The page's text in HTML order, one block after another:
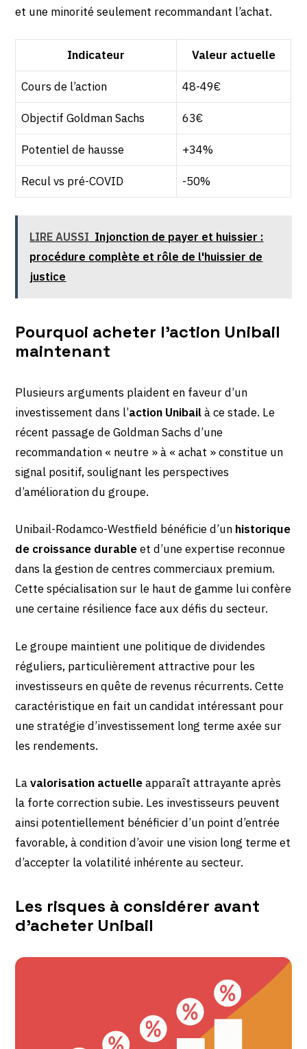
et une minorité seulement recommandant l’achat.
Indicateur Valeur actuelle
Cours de l’action 48-49€
Objectif Goldman Sachs 63€
Potentiel de hausse +34%
Recul vs pré-COVID -50%
LIRE AUSSI Injonction de payer et huissier :
procédure complète et rôle de l'huissier de
justice
Pourquoi acheter l’action Unibail
maintenant
Plusieurs arguments plaident en faveur d’un
investissement dans l’action Unibailà ce stade. Le
récent passage de Goldman Sachs d’une
recommandation « neutre » à « achat » constitue un
signal positif, soulignant les perspectives
d’amélioration du groupe.
Unibail-Rodamco-Westfield bénéficie d’un historique
de croissance durableet d’une expertise reconnue
dans la gestion de centres commerciaux premium.
Cette spécialisation sur le haut de gamme lui confère
une certaine résilience face aux défis du secteur.
Le groupe maintient une politique de dividendes
réguliers, particulièrement attractive pour les
investisseurs en quête de revenus récurrents. Cette
caractéristique en fait un candidat intéressant pour
une stratégie d’investissement long terme axée sur
les rendements.
Lavalorisation actuelleapparaît attrayante après
la forte correction subie. Les investisseurs peuvent
ainsi potentiellement bénéficier d’un point d’entrée
favorable, à condition d’avoir une vision long terme et
d’accepter la volatilité inhérente au secteur.
Les risques à considérer avant
d’acheter Unibail